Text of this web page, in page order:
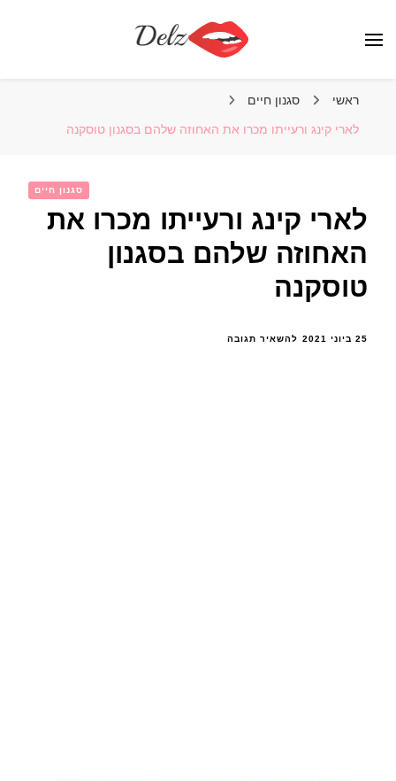
ראשי סגנון חיים
לארי קינג ורעייתו מכרו את האחוזה שלהם בסגנון טוסקנה
סגנון חיים
לארי קינג ורעייתו מכרו את
האחוזה שלהם בסגנון
טוסקנה
25 ביוני 2021 להשאיר תגובהבנושא